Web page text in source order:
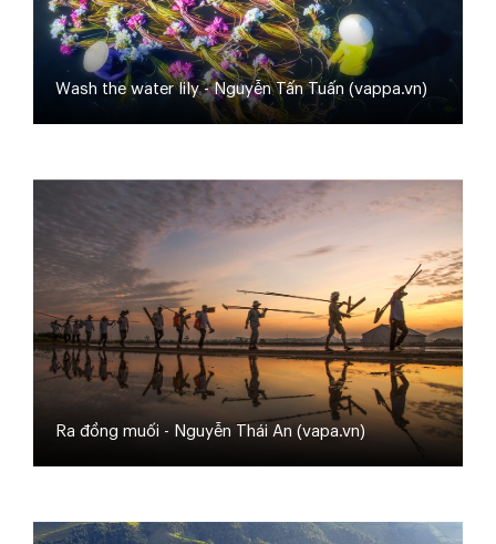
Wash the water lily - Nguyễn Tấn Tuấn (vappa.vn)
Ra đồng muối - Nguyễn Thái An (vapa.vn)